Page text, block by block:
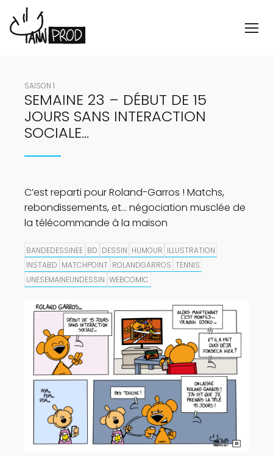
SAISON 1
SEMAINE 23 – DÉBUT DE 15
JOURS SANS INTERACTION
SOCIALE…
C’est reparti pour Roland-Garros ! Matchs,
rebondissements, et… négociation musclée de
la télécommande à la maison
BANDEDESSINEE BD DESSIN HUMOUR ILLUSTRATION
INSTABD MATCHPOINT ROLANDGARROS TENNIS
UNESEMAINEUNDESSIN WEBCOMIC